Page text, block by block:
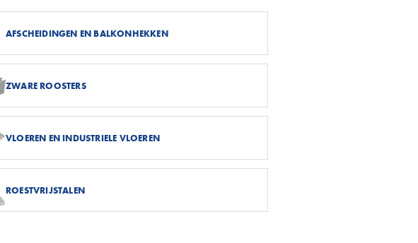
AFSCHEIDINGEN EN BALKONHEKKEN
ZWARE ROOSTERS
VLOEREN EN INDUSTRIELE VLOEREN
ROESTVRIJSTALEN